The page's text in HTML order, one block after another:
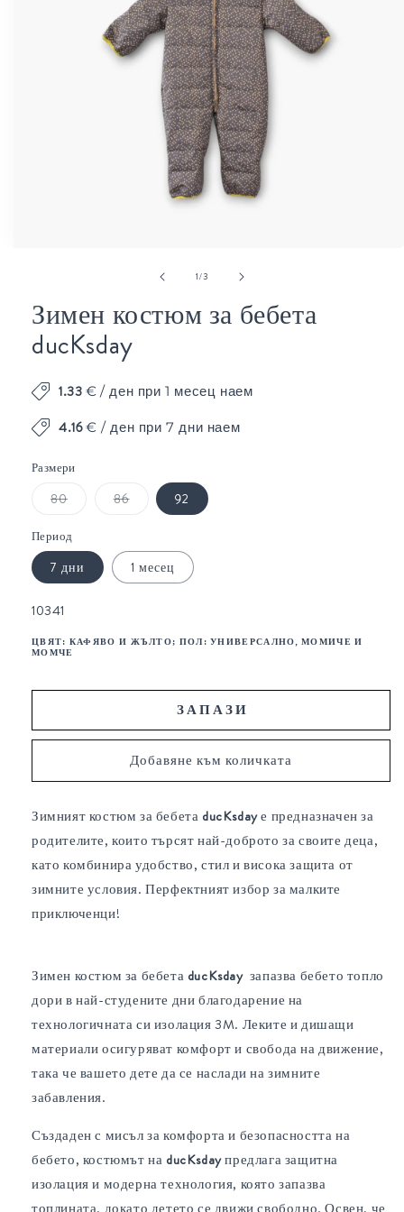
модален
1/от
3
Зимен костюм за бебета
ducKsday
1.33 € / ден при 1 месец наем
4.16€ / ден при 7 дни наем
Размери
80Вариантът
или
неналичен.
86Вариантът
неналичен.
92
Период
7 дни 1 месец
SKU:
10341
ЦВЯТ: КАФЯВО И ЖЪЛТО; ПОЛ:УНИВЕРСАЛНО, МОМИЧЕ И
МОМЧЕ
З А П А З И
Добавяне към количката
Зимният костюм за бебета ducKsdayе предназначен за
родителите, които търсят най-доброто за своите деца,
като комбинира удобство, стил и висока защита от
зимните условия. Перфектният избор за малките
приключенци!
Зимен костюм за бебета ducKsdayзапазва бебето топло
дори в най-студените дни благодарение на
технологичната си изолация 3M. Леките и дишащи
материали осигуряват комфорт и свобода на движение,
така че вашето дете да се наслади на зимните
забавления.
Създаден с мисъл за комфорта и безопасността на
бебето, костюмът на ducKsdayпредлага защитна
изолация и модерна технология, която запазва